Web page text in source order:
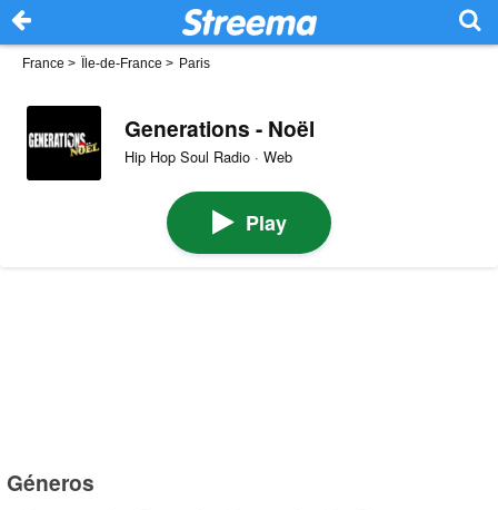
France > Île-de-France > Paris
Generations - Noël
Hip Hop Soul Radio · Web
Play
Géneros